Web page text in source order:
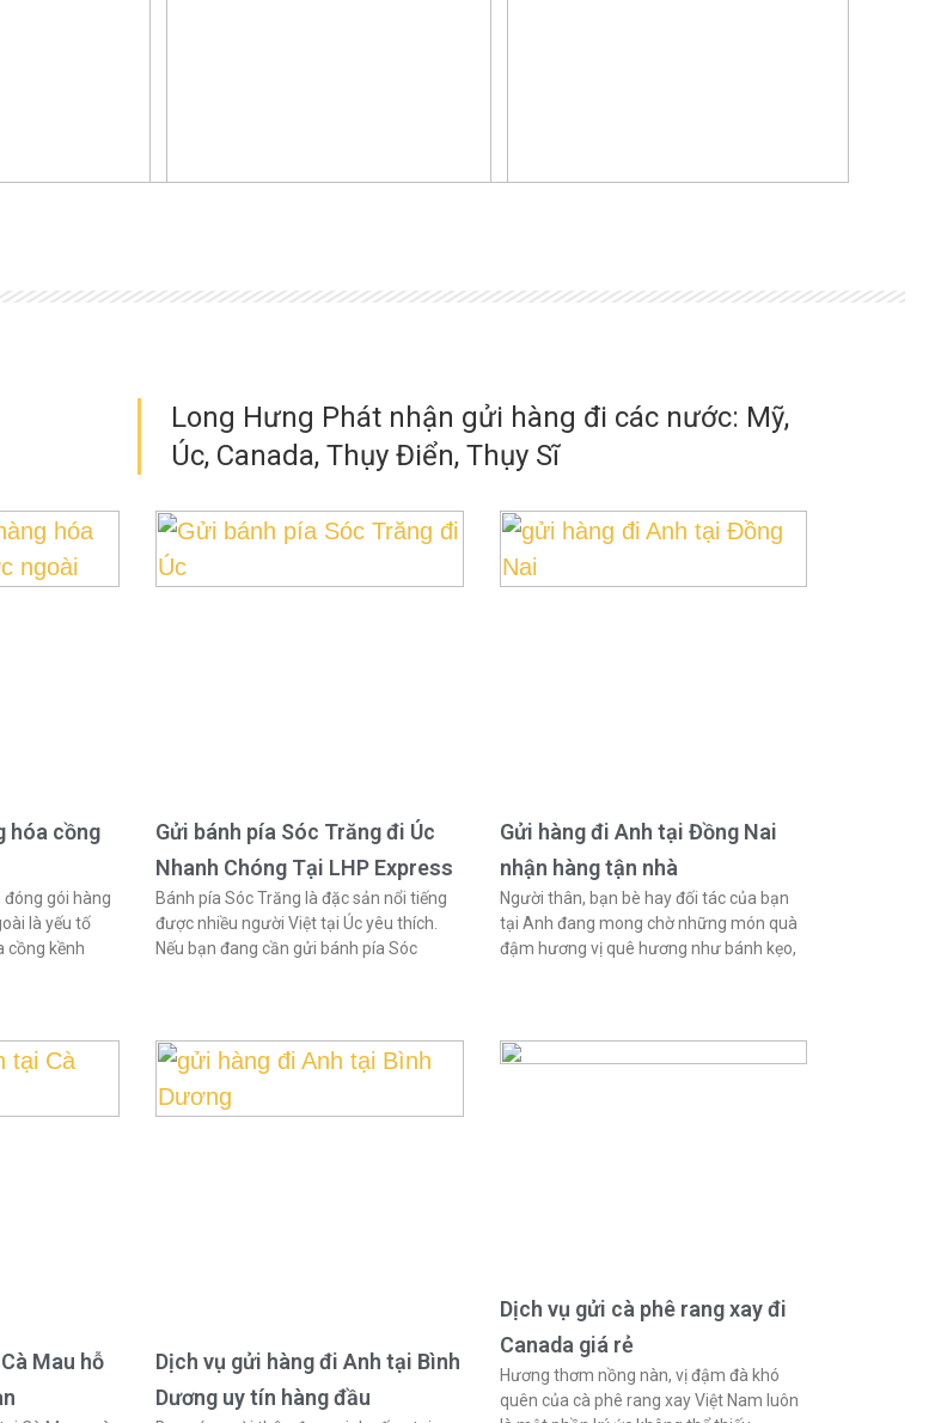
Long Hưng Phát nhận gửi hàng đi các nước: Mỹ,
Úc, Canada, Thụy Điển, Thụy Sĩ
hóa cồng
gói hàng
là yếu tố
cồng kềnh
Gửi bánh pía Sóc Trăng đi Úc
Nhanh Chóng Tại LHP Express
Bánh pía Sóc Trăng là đặc sản nổi tiếng
được nhiều người Việt tại Úc yêu thích.
Nếu bạn đang cần gửi bánh pía Sóc
Gửi hàng đi Anh tại Đồng Nai
nhận hàng tận nhà
Người thân, bạn bè hay đối tác của bạn
tại Anh đang mong chờ những món quà
đậm hương vị quê hương như bánh kẹo,
Mau hỗ
Dịch vụ gửi hàng đi Anh tại Bình
Dương uy tín hàng đầu
Dịch vụ gửi cà phê rang xay đi
Canada giá rẻ
Hương thơm nồng nàn, vị đậm đà khó
quên của cà phê rang xay Việt Nam luôn